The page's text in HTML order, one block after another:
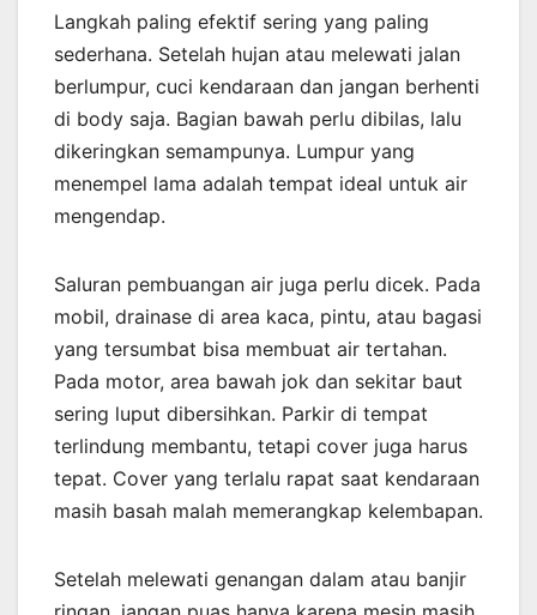
Langkah paling efektif sering yang paling
sederhana. Setelah hujan atau melewati jalan
berlumpur, cuci kendaraan dan jangan berhenti
di body saja. Bagian bawah perlu dibilas, lalu
dikeringkan semampunya. Lumpur yang
menempel lama adalah tempat ideal untuk air
mengendap.
Saluran pembuangan air juga perlu dicek. Pada
mobil, drainase di area kaca, pintu, atau bagasi
yang tersumbat bisa membuat air tertahan.
Pada motor, area bawah jok dan sekitar baut
sering luput dibersihkan. Parkir di tempat
terlindung membantu, tetapi cover juga harus
tepat. Cover yang terlalu rapat saat kendaraan
masih basah malah memerangkap kelembapan.
Setelah melewati genangan dalam atau banjir